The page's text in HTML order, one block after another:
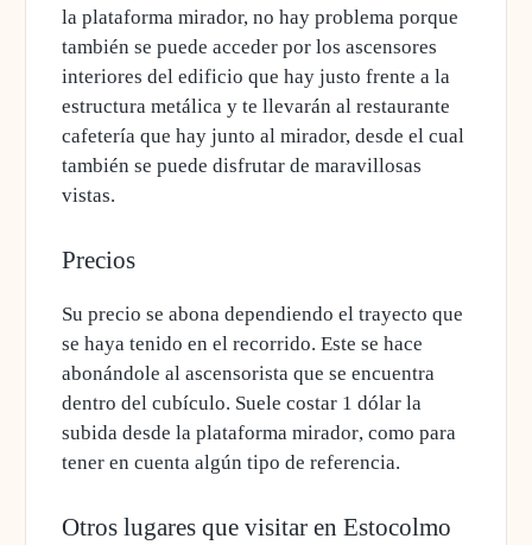
la plataforma mirador, no hay problema porque
también se puede acceder por los ascensores
interiores del edificio que hay justo frente a la
estructura metálica y te llevarán al restaurante
cafetería que hay junto al mirador, desde el cual
también se puede disfrutar de maravillosas
vistas.
Precios
Su precio se abona dependiendo el trayecto que
se haya tenido en el recorrido. Este se hace
abonándole al ascensorista que se encuentra
dentro del cubículo. Suele costar 1 dólar la
subida desde la plataforma mirador, como para
tener en cuenta algún tipo de referencia.
Otros lugares que visitar en Estocolmo